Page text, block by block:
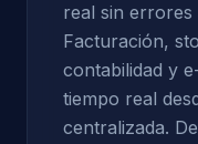
real sin errores
Facturación,
contabilidad y
tiempo real
centralizada.